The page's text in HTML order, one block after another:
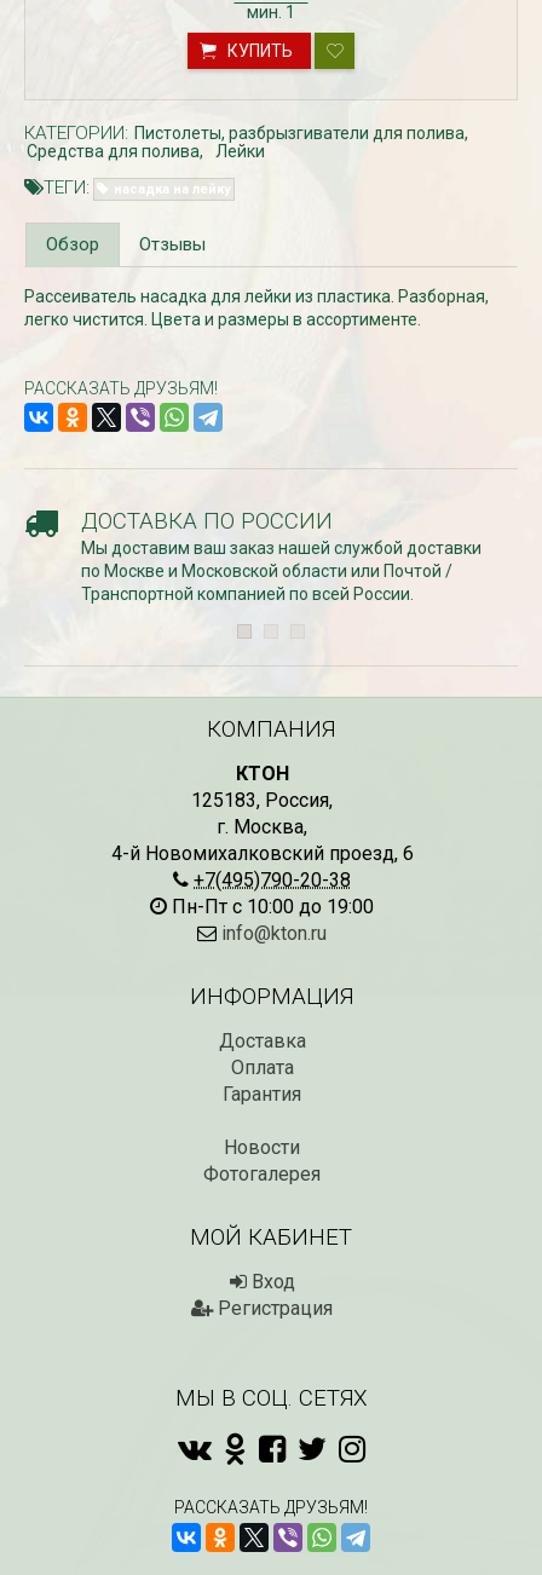
(Myosotis) в
контейнере p9
340₽
(Campanula
340
СКИДКИ 15 % НА ДУГИ, ЗАБОРЫ,
ШПАЛЕРЫ И ДР.
Дата: 11.03.2024
ЧИТАТЬ ДАЛЕЕ →
БЕСПЛАТНАЯ
Дата:
марта по 10...
мин. 1
КУПИТЬ
КАТЕГОРИИ: Пистолеты, разбрызгиватели для полива
Средства для полива
Лейки
ТЕГИ: насадка на лейку
Обзор Отзывы
Рассеиватель насадка для лейки из пластика. Разборная,
легко чистится. Цвета и размеры в ассортименте.
РАССКАЗАТЬ ДРУЗЬЯМ!
ДОСТАВКА ПО РОССИИ
Мы доставим ваш заказ нашей службой доставки
по Москве и Московской области или Почтой /
Транспортной компанией по всей России.
КОМПАНИЯ
КТОН
125183, Россия,
г. Москва,
4-й Новомихалковский проезд, 6
+7(495)790-20-38
Пн-Пт с 10:00 до 19:00
info@kton.ru
ИНФОРМАЦИЯ
Доставка
Оплата
Гарантия
Новости
Фотогалерея
МОЙ КАБИНЕТ
Вход
Регистрация
МЫ В СОЦ. СЕТЯХ
РАССКАЗАТЬ ДРУЗЬЯМ!